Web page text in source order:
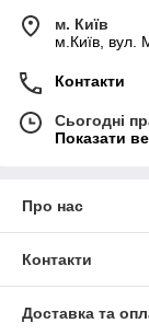
м. Київ
м.Київ, вул.
Контакти
Сьогодні
Показати
Про нас
Контакти
Доставка та